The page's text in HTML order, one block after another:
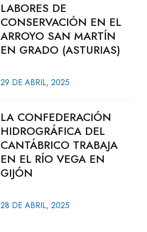
LABORES DE
CONSERVACIÓN EN EL
ARROYO SAN MARTÍN
EN GRADO (ASTURIAS)
29 DE ABRIL, 2025
LA CONFEDERACIÓN
HIDROGRÁFICA DEL
CANTÁBRICO TRABAJA
EN EL RÍO VEGA EN
GIJÓN
28 DE ABRIL, 2025